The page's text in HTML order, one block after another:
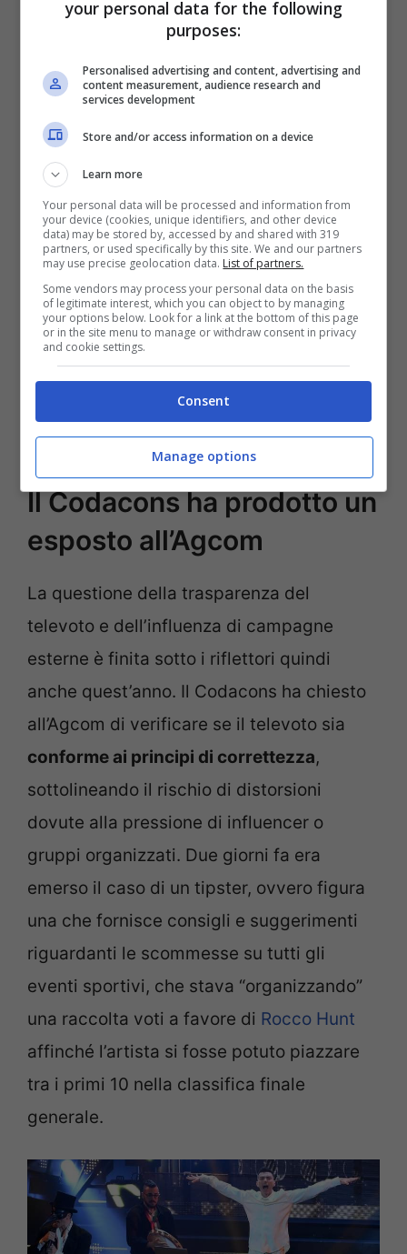
alto engagement (37 milioni di interazioni),
supportato dal legame tra il testo della sua
canzone e la sua vita personale. Anche
Simone Cristicchi (84.000 post), Olly
(71.000 post) e Achille Lauro (46.000 post)
sono tra gli artisti più seguiti. Se il voto
fosse deciso oggi sui social, Giorgia
sembrerebbe la favorita, grazie al suo
talento e all’apprezzato duetto con
Annalisa. Tuttavia, la crescita di Olly e il
massiccio seguito di Fedez potrebbero
il pubblico del televoto si allineasse a
quello dei social.
Il Codacons ha prodotto un
esposto all’Agcom
La questione della trasparenza del
televoto e dell’influenza di campagne
esterne è finita sotto i riflettori quindi
anche quest’anno. Il Codacons ha chiesto
all’Agcom di verificare se il televoto sia
conforme ai principi di correttezza,
sottolineando il rischio di distorsioni
dovute alla pressione di influencer o
gruppi organizzati. Due giorni fa era
emerso il caso di un tipster, ovvero figura
una che fornisce consigli e suggerimenti
riguardanti le scommesse su tutti gli
eventi sportivi, che stava “organizzando”
una raccolta voti a favore di Rocco Hunt
affinché l’artista si fosse potuto piazzare
tra i primi 10 nella classifica finale
generale.
your personal data for the following
purposes:
Personalised advertising and content, advertising and
content measurement, audience research and
services development
Store and/or access information on a device
Learn more
Your personal data will be processed and information from
your device (cookies, unique identifiers, and other device
data) may be stored by, accessed by and shared with 319
partners, or used specifically by this site. We and our partners
may use precise geolocation data. List of partners.
Some vendors may process your personal data on the basis
of legitimate interest, which you can object to by managing
your options below. Look for a link at the bottom of this page
or in the site menu to manage or withdraw consent in privacy
and cookie settings.
Consent
Manage options